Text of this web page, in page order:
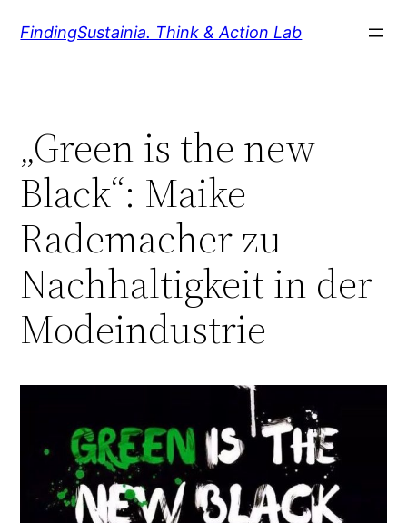
InhaltFindingSustainia. Think & Action Lab
„Green is the new
Black“: Maike
Rademacher zu
Nachhaltigkeit in der
Modeindustrie